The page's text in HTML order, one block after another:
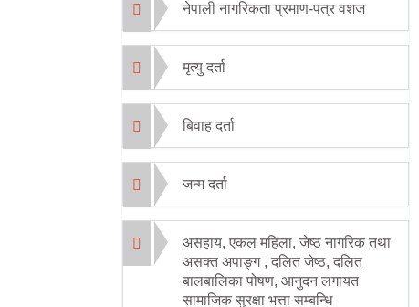
नेपाली नागरिकता प्रमाण-पत्र वशज
मृत्यु दर्ता
बिवाह दर्ता
जन्म दर्ता
असहाय, एकल महिला, जेष्ठ नागरिक तथा
असक्त अपाङ्ग , दलित जेष्ठ, दलित
बालबालिका पोषण, आनुदन लगायत
सामाजिक सुरक्षा भत्ता सम्बन्धि